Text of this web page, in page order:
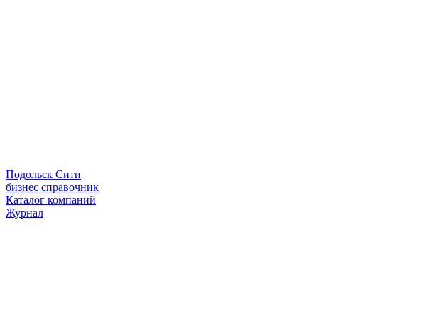
Подольск Сити
бизнес справочник
Каталог компаний
Журнал